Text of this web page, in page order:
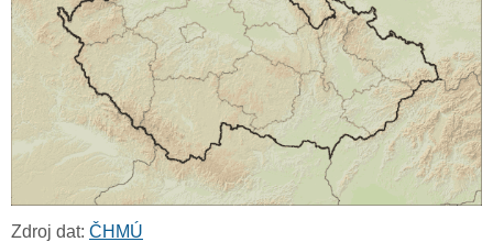
Zdroj dat: ČHMÚ